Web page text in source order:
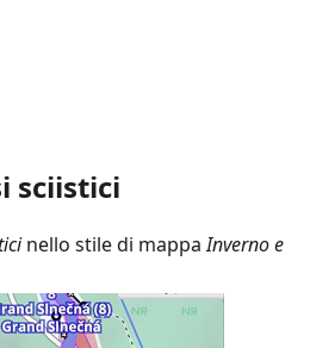
sciistici
nello stile di mappaInverno e